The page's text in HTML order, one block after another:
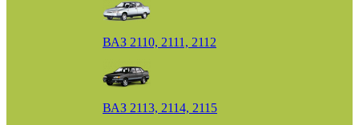
ВАЗ 2110, 2111, 2112
ВАЗ 2113, 2114, 2115